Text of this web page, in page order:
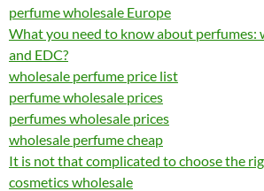
perfume wholesale Europe
What you need to know about perfumes:
and EDC?
wholesale perfume price list
perfume wholesale prices
perfumes wholesale prices
wholesale perfume cheap
It is not that complicated to choose the
cosmetics wholesale